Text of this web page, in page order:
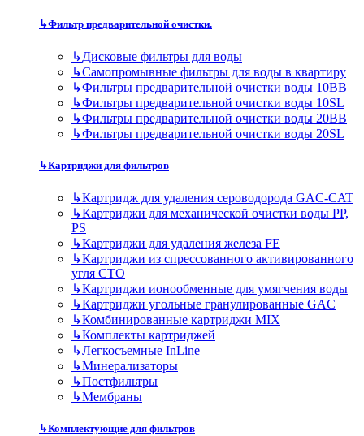
↳Фильтр предварительной очистки.
↳Дисковые фильтры для воды
↳Самопромывные фильтры для воды в квартиру
↳Фильтры предварительной очистки воды 10BB
↳Фильтры предварительной очистки воды 10SL
↳Фильтры предварительной очистки воды 20BB
↳Фильтры предварительной очистки воды 20SL
↳Картриджи для фильтров
↳Картридж для удаления сероводорода GAC-CAT
↳Картриджи для механической очистки воды PP,
PS
↳Картриджи для удаления железа FE
↳Картриджи из спрессованного активированного
угля CTO
↳Картриджи ионообменные для умягчения воды
↳Картриджи угольные гранулированные GAC
↳Комбинированные картриджи MIX
↳Комплекты картриджей
↳Легкосъемные InLine
↳Минерализаторы
↳Постфильтры
↳Мембраны
↳Комплектующие для фильтров